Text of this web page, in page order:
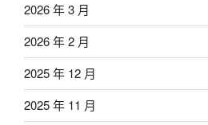
2026 年 3 月
2026 年 2 月
2025 年 12 月
2025 年 11 月